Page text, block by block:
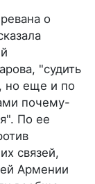
о
"судить
но еще и по
почему-
По ее
связей,
Армении